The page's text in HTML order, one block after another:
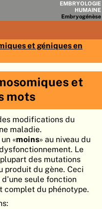
EMBRYOLOGIE
HUMAINE
Embryogénèse
Module11
DES CHAPITRES
OBJECTIFS
◀PAGES▶
ACCUEIL
EMBRYO
GÉNÈSE
et géniques en
et
mots
modifications du
maladie.
«moins» au niveau du
Le
des mutations
produit du gène. Ceci
seule fonction
complet du phénotype.